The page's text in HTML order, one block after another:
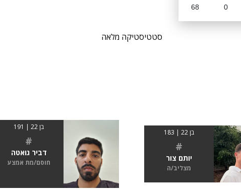
0
68
סטטיסטיקה מלאה
בן 22 | 183
#
יותם צור
מצליב/ה
בן 22 | 191
#
דביר גואטה
חוסם/מת אמצע